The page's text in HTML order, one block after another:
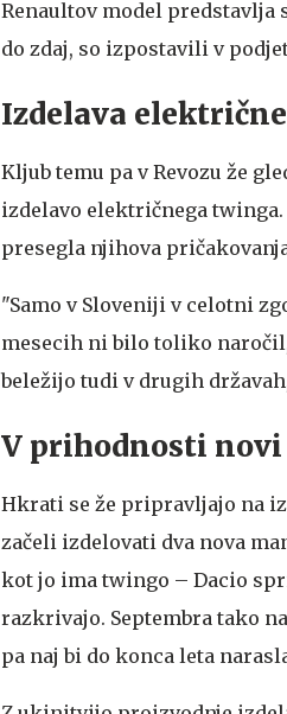
Renaultov model
do zdaj, so izpostavili v
Izdelava
Kljub temu pa v Revozu že
izdelavo električnega
presegla njihova
"Samo v Sloveniji v celotni
mesecih ni bilo toliko
beležijo tudi v drugih
V prihodnosti
Hkrati se že pripravljajo na
začeli izdelovati dva nova
kot jo ima twingo – Dacio
razkrivajo. Septembra tako
pa naj bi do konca leta